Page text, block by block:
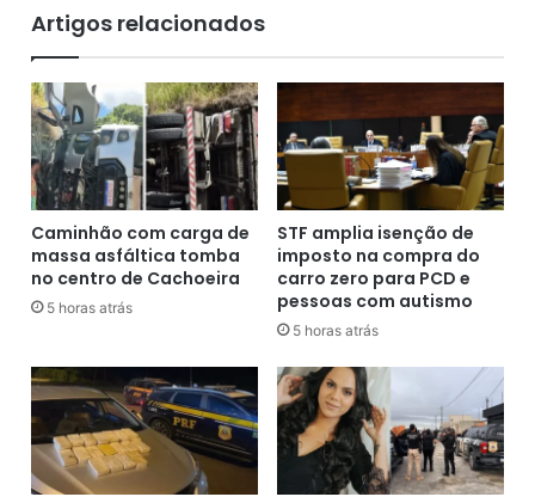
o
v
i
c
e
d
e
A
l
e
x
.
e
d
e
q
u
e
s
e
p
a
r
e
‘
i
s
t
Artigos relacionados
Caminhão com carga de
massa asfáltica tomba
no centro de Cachoeira
5 horas atrás
STF amplia isenção de
imposto na compra do
carro zero para PCD e
pessoas com autismo
5 horas atrás